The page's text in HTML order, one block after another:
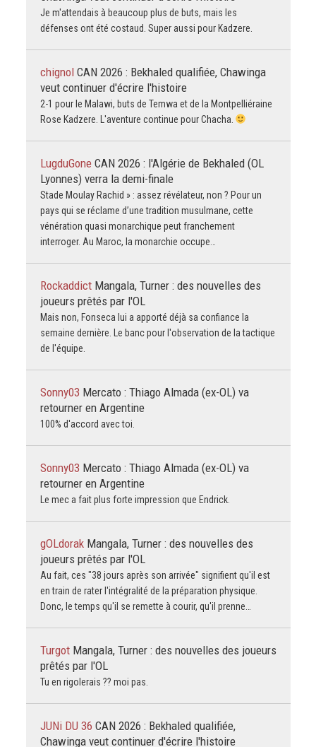
Je m'attendais à beaucoup plus de buts, mais les
défenses ont été costaud. Super aussi pour Kadzere.
chignol CAN 2026 : Bekhaled qualifiée, Chawinga
veut continuer d'écrire l'histoire
2-1 pour le Malawi, buts de Temwa et de la Montpelliéraine
Rose Kadzere. L'aventure continue pour Chacha.
LugduGone CAN 2026 : l'Algérie de Bekhaled (OL
Lyonnes) verra la demi-finale
Stade Moulay Rachid » : assez révélateur, non ? Pour un
pays qui se réclame d’une tradition musulmane, cette
vénération quasi monarchique peut franchement
interroger. Au Maroc, la monarchie occupe…
Rockaddict Mangala, Turner : des nouvelles des
joueurs prêtés par l'OL
Mais non, Fonseca lui a apporté déjà sa confiance la
semaine dernière. Le banc pour l'observation de la tactique
de l'équipe.
Sonny03 Mercato : Thiago Almada (ex-OL) va
retourner en Argentine
100% d'accord avec toi.
Sonny03 Mercato : Thiago Almada (ex-OL) va
retourner en Argentine
Le mec a fait plus forte impression que Endrick.
gOLdorak Mangala, Turner : des nouvelles des
joueurs prêtés par l'OL
Au fait, ces "38 jours après son arrivée" signifient qu'il est
en train de rater l'intégralité de la préparation physique.
Donc, le temps qu'il se remette à courir, qu'il prenne…
Turgot Mangala, Turner : des nouvelles des joueurs
prêtés par l'OL
Tu en rigolerais ?? moi pas.
JUNi DU 36 CAN 2026 : Bekhaled qualifiée,
Chawinga veut continuer d'écrire l'histoire